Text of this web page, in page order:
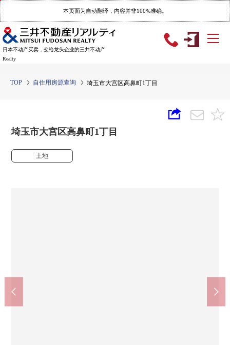
本页面为自动翻译，内容并非100%准确。
日本不动产买卖，交给龙头企业的三井不动产
Realty
TOP 自住用房源查询 埼玉市大宫区高鼻町1丁目
埼玉市大宫区高鼻町1丁目
土地